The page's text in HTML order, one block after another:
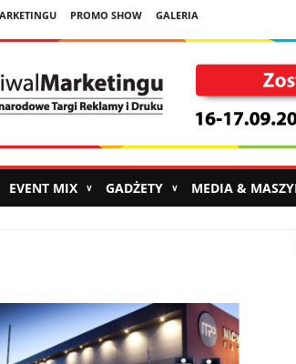
PROMO SHOW GALERIA
EVENT MIX ∨ GADŻETY ∨ MEDIA &